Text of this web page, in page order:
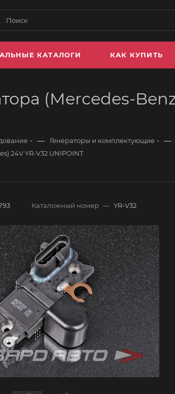
КАТАЛОГИ КАК КУПИТЬ
(Mercedes-
— Генераторы и комплектующие —
24V YR-V32 UNIPOINT
Каталожный номер — YR-V32